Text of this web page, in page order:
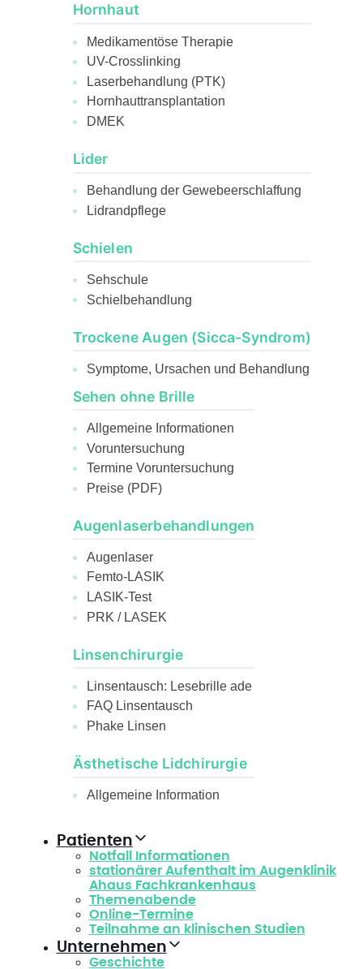
Hornhaut
Medikamentöse Therapie
UV-Crosslinking
Laserbehandlung (PTK)
Hornhauttransplantation
DMEK
Lider
Behandlung der Gewebeerschlaffung
Lidrandpflege
Schielen
Sehschule
Schielbehandlung
Trockene Augen (Sicca-Syndrom)
Symptome, Ursachen und Behandlung
Sehen ohne Brille
Allgemeine Informationen
Voruntersuchung
Termine Voruntersuchung
Preise (PDF)
Augenlaserbehandlungen
Augenlaser
Femto-LASIK
LASIK-Test
PRK / LASEK
Linsenchirurgie
Linsentausch: Lesebrille ade
FAQ Linsentausch
Phake Linsen
Ästhetische Lidchirurgie
Allgemeine Information
Patienten
Notfall Informationen
stationärer Aufenthalt im Augenklinik
Ahaus Fachkrankenhaus
Themenabende
Online-Termine
Teilnahme an klinischen Studien
Unternehmen
Geschichte